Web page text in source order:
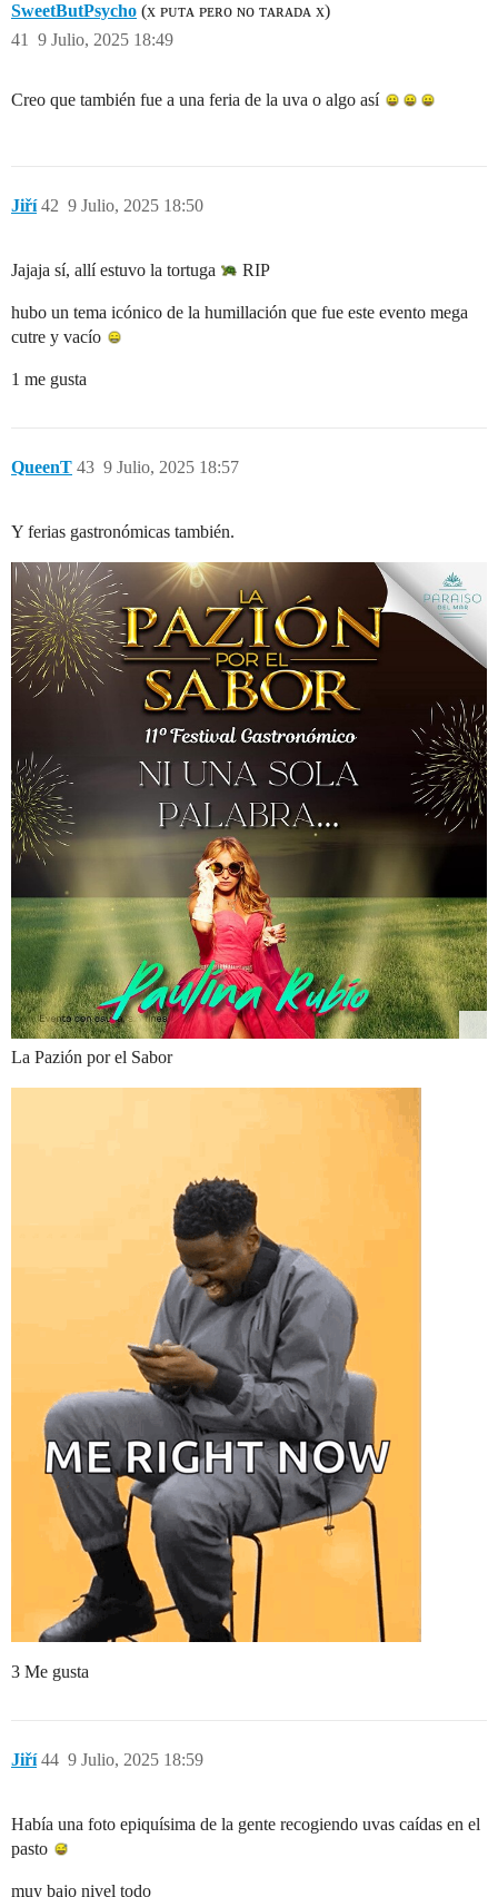
SweetButPsycho (x ᴘᴜᴛᴀ ᴘᴇʀᴏ ɴᴏ ᴛᴀʀᴀᴅᴀ x)
9 Julio, 2025 18:49
41
Creo que también fue a una feria de la uva o algo así
Jiří 9 Julio, 2025 18:50
42
Jajaja sí, allí estuvo la tortuga RIP
hubo un tema icónico de la humillación que fue este evento mega
cutre y vacío
1 me gusta
QueenT 9 Julio, 2025 18:57
43
Y ferias gastronómicas también.
La Pazión por el Sabor
3 Me gusta
Jiří 9 Julio, 2025 18:59
44
Había una foto epiquísima de la gente recogiendo uvas caídas en el
pasto
muy bajo nivel todo